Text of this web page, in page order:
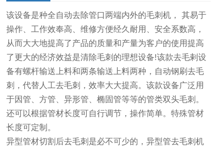
该设备是种全自动去除管口两端内外的毛刺机， 其易于
操作、工作效奉高、维修方便经久耐用、安全系数高，
从而大大地提高了产品的质量和产量为客户的使用提高
了更大的经济效益是清除毛刺的理想设备!该款去毛剌设
备有螺杆输送上料和两条输送上料两种，自动钢刷去毛
刺，代替人工去毛刺，效率大大提高。该款设备广泛用
于因管、方管、异形管、椭固管等等的管类双头毛刺。
还可以根据管材长度可自行调节，操作简单。特殊管材
长度可定制。
异型管材切割后去毛刺是必不可少的，异型管去毛刺机